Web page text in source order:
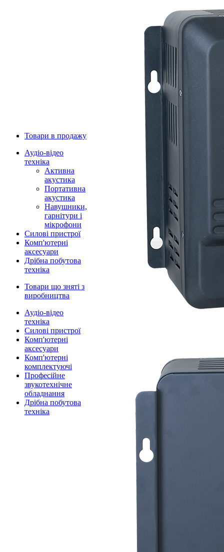
Товари в продажу
Аудіо-відео
техніка
Активна
акустика
Портативна
акустика
Навушники,
гарнітури і
мікрофони
Силові пристрої
Комп'ютерні
аксесуари
Дрібна побутова
техніка
Товари що зняті з
виробництва
Аудіо-відео
техніка
Силові пристрої
Комп'ютерні
аксесуари
Комп'ютерні
комплектуючі
Професійне
звукотехнічне
обладнання
Дрібна побутова
техніка